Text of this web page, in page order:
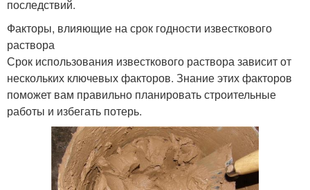
последствий.
Факторы, влияющие на срок годности известкового
раствора
Срок использования известкового раствора зависит от
нескольких ключевых факторов. Знание этих факторов
поможет вам правильно планировать строительные
работы и избегать потерь.